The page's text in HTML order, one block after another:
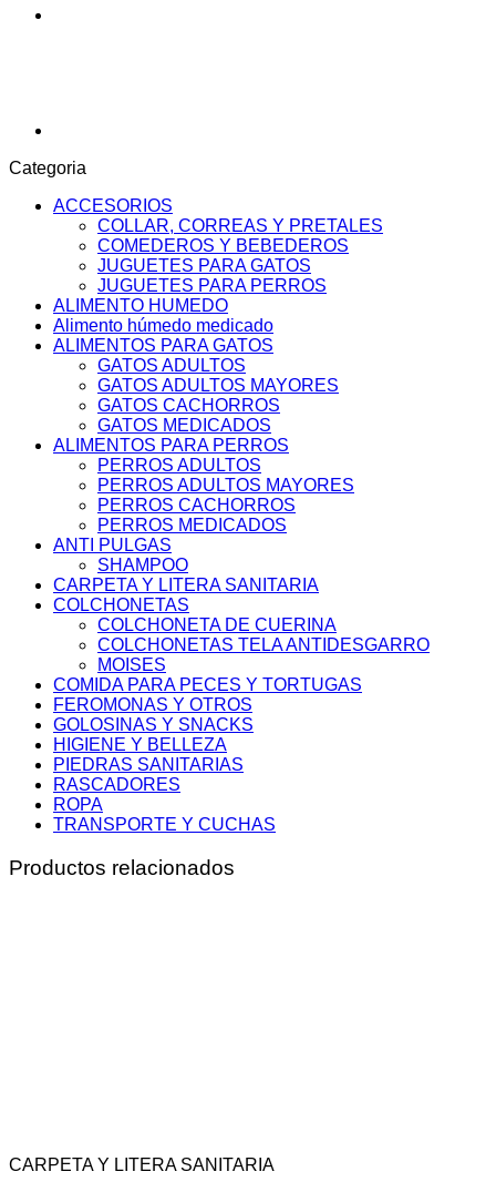
Categoria
ACCESORIOS
COLLAR, CORREAS Y PRETALES
COMEDEROS Y BEBEDEROS
JUGUETES PARA GATOS
JUGUETES PARA PERROS
ALIMENTO HUMEDO
Alimento húmedo medicado
ALIMENTOS PARA GATOS
GATOS ADULTOS
GATOS ADULTOS MAYORES
GATOS CACHORROS
GATOS MEDICADOS
ALIMENTOS PARA PERROS
PERROS ADULTOS
PERROS ADULTOS MAYORES
PERROS CACHORROS
PERROS MEDICADOS
ANTI PULGAS
SHAMPOO
CARPETA Y LITERA SANITARIA
COLCHONETAS
COLCHONETA DE CUERINA
COLCHONETAS TELA ANTIDESGARRO
MOISES
COMIDA PARA PECES Y TORTUGAS
FEROMONAS Y OTROS
GOLOSINAS Y SNACKS
HIGIENE Y BELLEZA
PIEDRAS SANITARIAS
RASCADORES
ROPA
TRANSPORTE Y CUCHAS
Productos relacionados
CARPETA Y LITERA SANITARIA